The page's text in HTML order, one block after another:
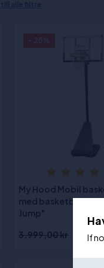
My Hood Mobil
med
Jump"
3.999,00 kr
If